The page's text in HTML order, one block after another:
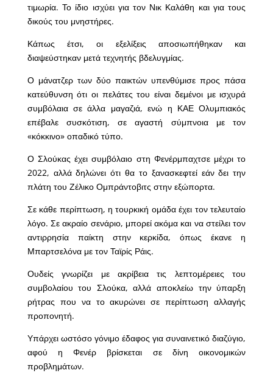
τιμωρία. Το ίδιο ισχύει για τον Νικ Καλάθη και για τους
δικούς του μνηστήρες.
Κάπως έτσι, οι εξελίξεις αποσιωπήθηκαν και
διαψεύστηκαν μετά τεχνητής βδελυγμίας.
Ο μάνατζερ των δύο παικτών υπενθύμισε προς πάσα
κατεύθυνση ότι οι πελάτες του είναι δεμένοι με ισχυρά
συμβόλαια σε άλλα μαγαζιά, ενώ η ΚΑΕ Ολυμπιακός
επέβαλε συσκότιση, σε αγαστή σύμπνοια με τον
«κόκκινο» οπαδικό τύπο.
Ο Σλούκας έχει συμβόλαιο στη Φενέρμπαχτσε μέχρι το
2022, αλλά δηλώνει ότι θα το ξανασκεφτεί εάν δει την
πλάτη του Ζέλικο Ομπράντοβιτς στην εξώπορτα.
Σε κάθε περίπτωση, η τουρκική ομάδα έχει τον τελευταίο
λόγο. Σε ακραίο σενάριο, μπορεί ακόμα και να στείλει τον
αντιρρησία παίκτη στην κερκίδα, όπως έκανε η
Μπαρτσελόνα με τον Ταϊρίς Ράις.
Ουδείς γνωρίζει με ακρίβεια τις λεπτομέρειες του
συμβολαίου του Σλούκα, αλλά αποκλείω την ύπαρξη
ρήτρας που να το ακυρώνει σε περίπτωση αλλαγής
προπονητή.
Υπάρχει ωστόσο γόνιμο έδαφος για συναινετικό διαζύγιο,
αφού η Φενέρ βρίσκεται σε δίνη οικονομικών
προβλημάτων.